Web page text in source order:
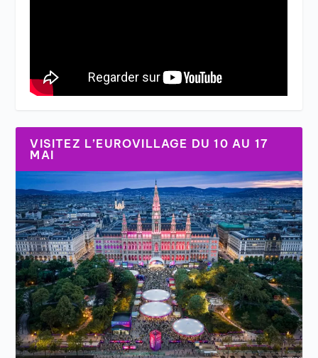
VISITEZ L’EUROVILLAGE DU 10 AU 17
MAI